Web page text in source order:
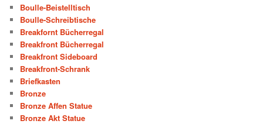
Boulle-Beistelltisch
Boulle-Schreibtische
Breakfornt Bücherregal
Breakfront Bücherregal
Breakfront Sideboard
Breakfront-Schrank
Briefkasten
Bronze
Bronze Affen Statue
Bronze Akt Statue